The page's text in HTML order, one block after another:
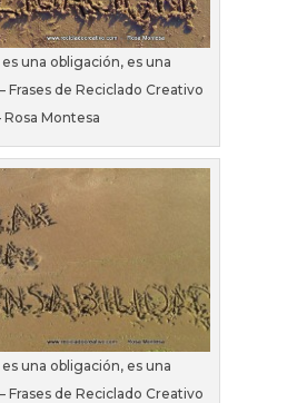
una obligación, es una
Frases de Reciclado Creativo
Rosa Montesa
una obligación, es una
Frases de Reciclado Creativo